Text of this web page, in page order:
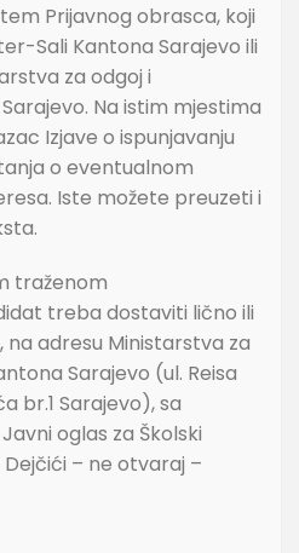
Prijavnog obrasca, koji
Sali Kantona Sarajevo ili
za odgoj i
Na istim mjestima
Izjave o ispunjavanju
o eventualnom
Iste možete preuzeti i
traženom
treba dostaviti lično ili
adresu Ministarstva za
Sarajevo (ul. Reisa
br.1 Sarajevo), sa
oglas za Školski
Dejčići – ne otvaraj –